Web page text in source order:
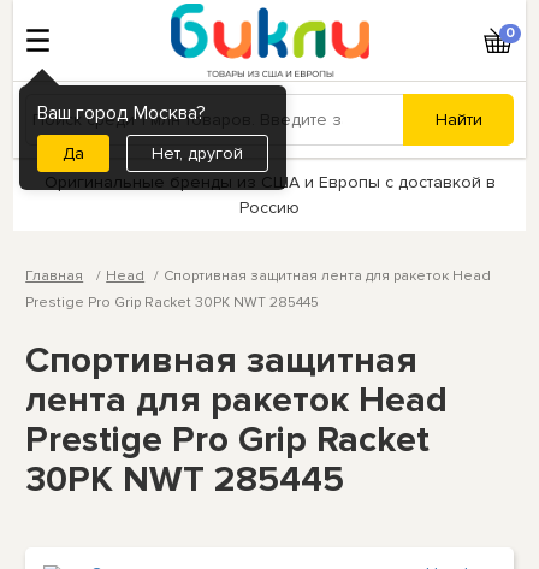
Ваш город Москва?
Нет, другой
0
Оригинальные бренды из США и Европы с доставкой в
Россию
Главная Head
Спортивная защитная лента для ракеток Head
Prestige Pro Grip Racket 30PK NWT 285445
Спортивная защитная
лента для ракеток Head
Prestige Pro Grip Racket
30PK NWT 285445